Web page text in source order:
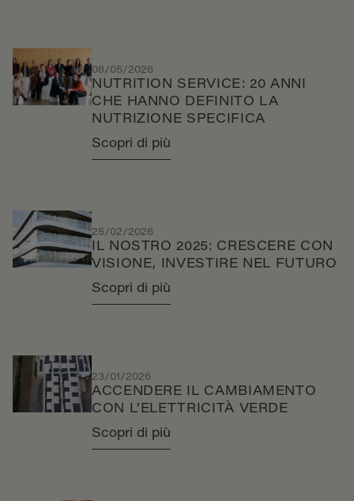
08/05/2026
NUTRITION SERVICE: 20 ANNI
CHE HANNO DEFINITO LA
NUTRIZIONE SPECIFICA
Scopri di più
25/02/2026
IL NOSTRO 2025: CRESCERE CON
VISIONE, INVESTIRE NEL FUTURO
Scopri di più
23/01/2026
ACCENDERE IL CAMBIAMENTO
CON L’ELETTRICITÀ VERDE
Scopri di più